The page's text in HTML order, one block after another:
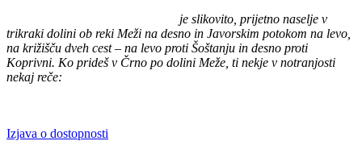
je slikovito, prijetno naselje v
trikraki dolini ob reki Meži na desno in Javorskim potokom na levo,
na križišču dveh cest – na levo proti Šoštanju in desno proti
Koprivni. Ko prideš v Črno po dolini Meže, ti nekje v notranjosti
nekaj reče:
Izjava o dostopnosti